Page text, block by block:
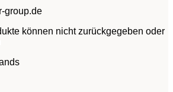
group.de
können nicht zurückgegeben oder